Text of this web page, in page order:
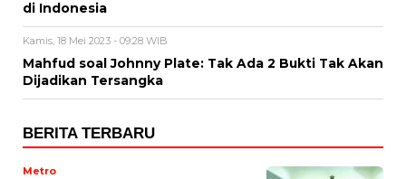
di Indonesia
Kamis, 18 Mei 2023 - 09:28 WIB
Mahfud soal Johnny Plate: Tak Ada 2 Bukti Tak Akan
Dijadikan Tersangka
BERITA TERBARU
Metro